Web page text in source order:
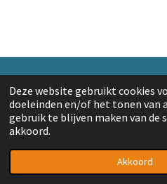
Deze website gebruikt cookies
doeleinden en/of het tonen van
gebruik te blijven maken van de
akkoord.
Akkoord
© 2018 A. v/d Top
Powered byJouwWeb